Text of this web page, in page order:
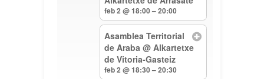
feb 2 @ 18:00 – 20:00
Asamblea Territorial
de Araba@ Alkartetxe
de Vitoria-Gasteiz
feb 2 @ 18:30 – 20:30